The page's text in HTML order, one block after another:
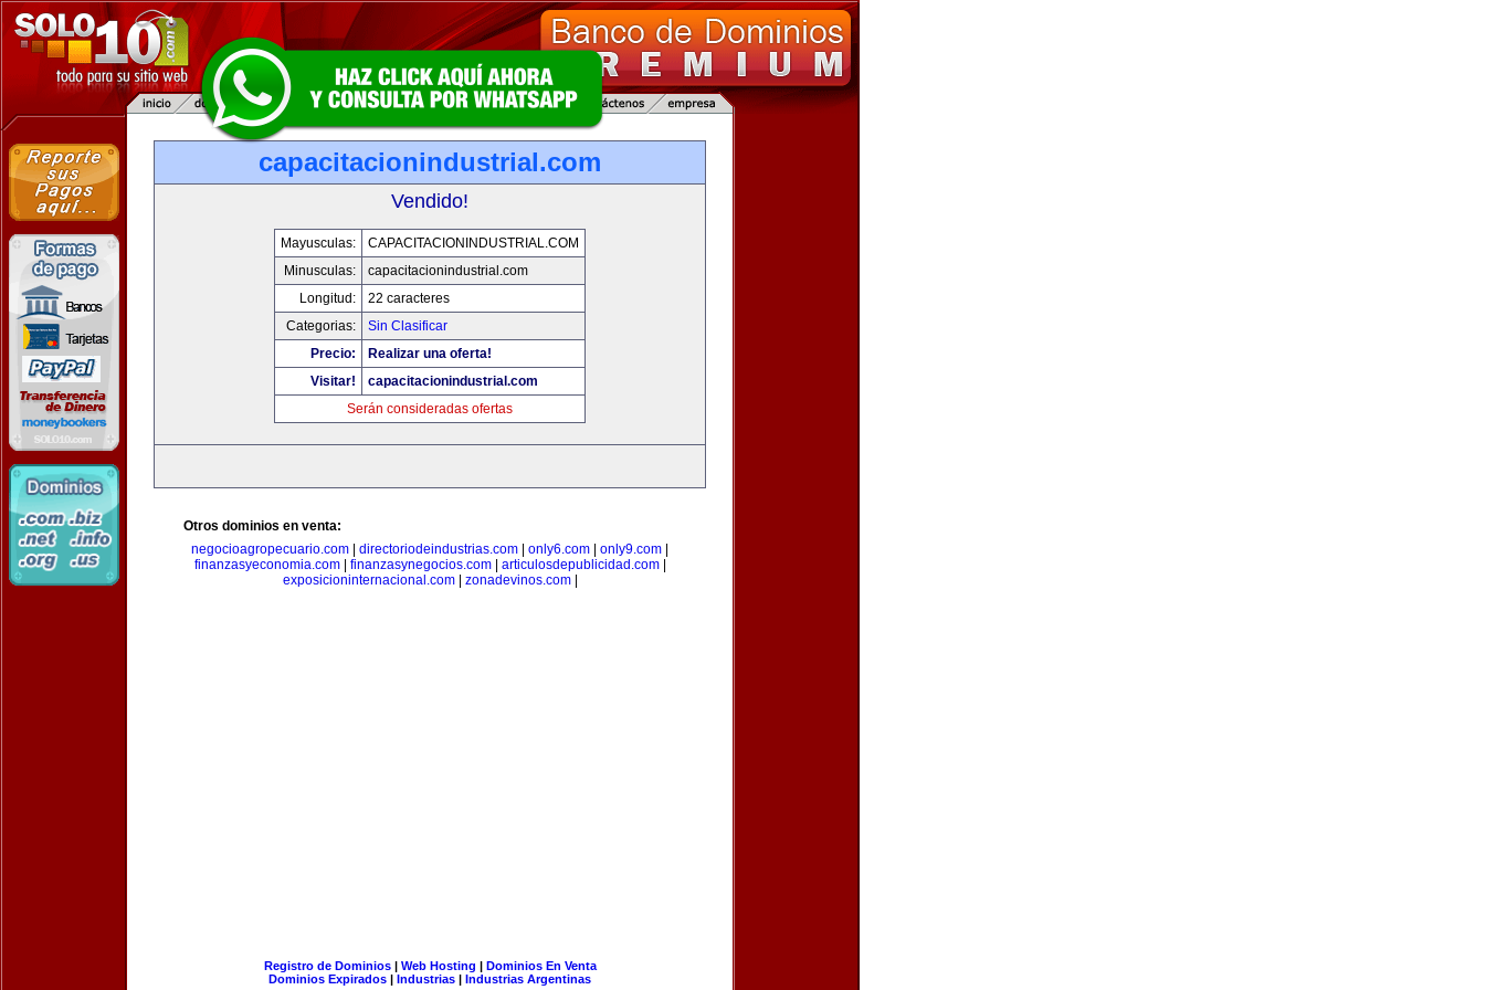
capacitacionindustrial.com
Vendido!
Mayusculas:
CAPACITACIONINDUSTRIAL.COM
Minusculas:
capacitacionindustrial.com
Longitud:
22 caracteres
Categorias:
Sin Clasificar
Precio:
Realizar una oferta!
Visitar!
capacitacionindustrial.com
Serán consideradas ofertas
Otros dominios en venta:
negocioagropecuario.com
directoriodeindustrias.com only6.com only9.com
finanzasyeconomia.com| finanzasynegocios.com| articulosdepublicidad.com|
exposicioninternacional.com| zonadevinos.com|
Registro de Dominios| Web Hosting | Dominios En Venta
Dominios Expirados | Industrias | Industrias Argentinas